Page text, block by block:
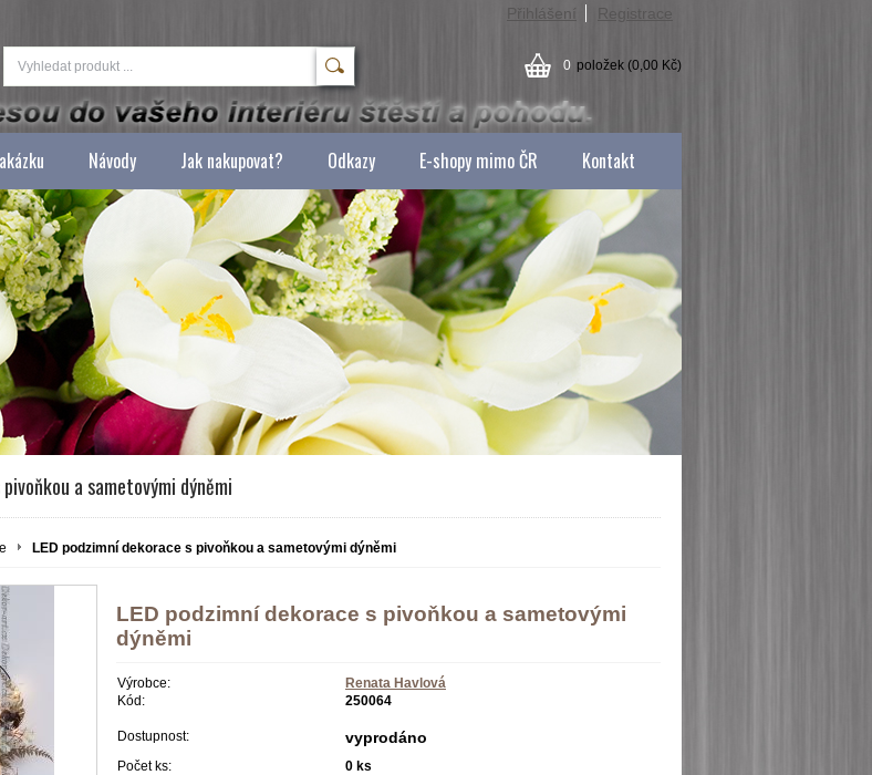
Přihlášení Registrace
0 položek (0,00 Kč)
Návody Jak nakupovat? Odkazy E-shopy mimo ČR Kontakt
a sametovými dýněmi
LED podzimní dekorace s pivoňkou a sametovými dýněmi
LED podzimní dekorace s pivoňkou a sametovými
dýněmi
Výrobce:
Renata Havlová
Kód:
250064
Dostupnost: vyprodáno
Počet ks: 0 ks